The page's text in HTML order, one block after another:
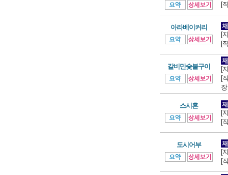
[
아라베이커리
[
[
갈비만숯불구이
[
[
장
스시혼
[
[
도시어부
[
[